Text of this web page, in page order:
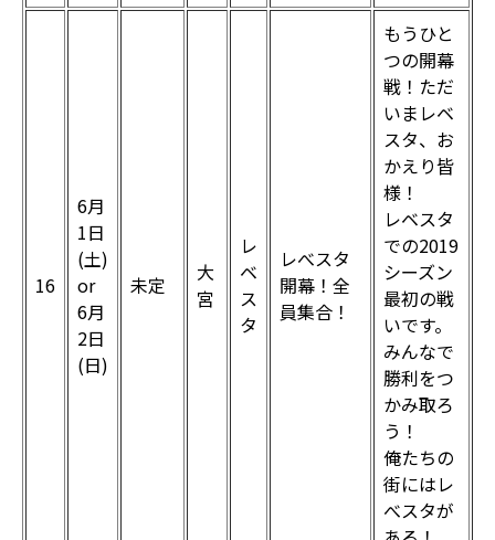
16
6月
1日
(土)
or
6月
2日
(日)
未定
大
宮
レ
ベ
ス
タ
レべスタ
開幕！全
員集合！
もうひと
つの開幕
戦！ただ
いまレベ
スタ、お
かえり皆
様！
レベスタ
での2019
シーズン
最初の戦
いです。
みんなで
勝利をつ
かみ取ろ
う！
俺たちの
街にはレ
べスタが